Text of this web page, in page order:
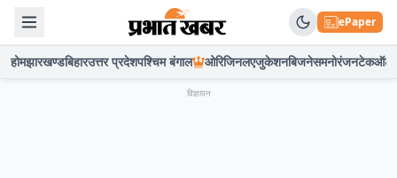
ePaper
होमझारखण्डबिहारउत्तर प्रदेशपश्चिम बंगाल ओरिजिनलएजुकेशनबिजनेसमनोरंजनटेकऑटो
विज्ञापन